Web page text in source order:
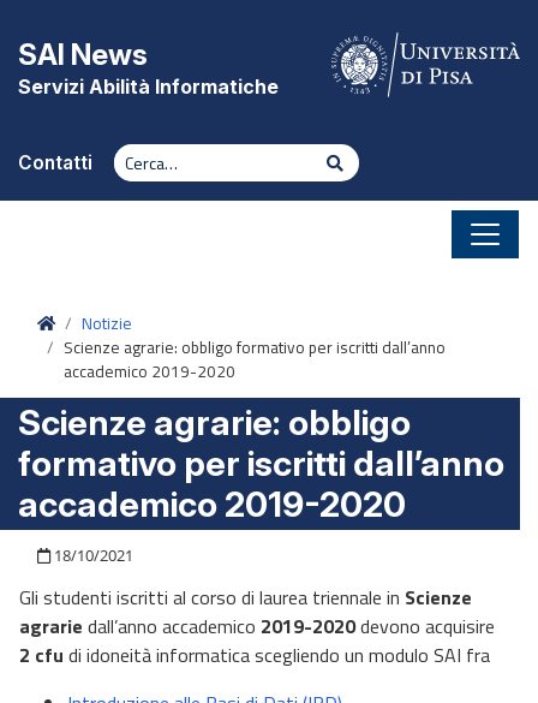
SAI News
Servizi Abilità Informatiche
Contatti Cerca Cerca
HomeNotizie
Scienze agrarie: obbligo formativo per iscritti dall’anno
accademico 2019-2020
Scienze agrarie: obbligo
formativo per iscritti dall’anno
accademico 2019-2020
Pubblicato il
18/10/2021
Gli studenti iscritti al corso di laurea triennale in Scienze
agrarie dall’anno accademico 2019-2020devono acquisire
2 cfu di idoneità informatica scegliendo un modulo SAI fra